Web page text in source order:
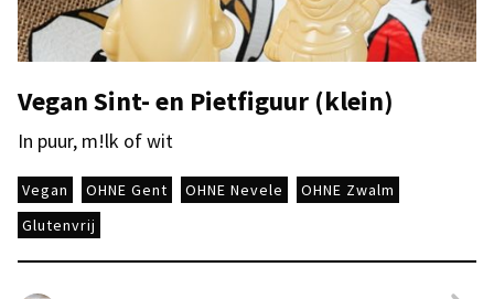
Vegan Sint- en Pietfiguur (klein)
In puur, m!lk of wit
Vegan OHNE Gent OHNE Nevele
OHNE Zwalm
Glutenvrij